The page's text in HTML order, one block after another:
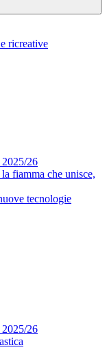
ricreative
26
fiamma che unisce,
tecnologie
26